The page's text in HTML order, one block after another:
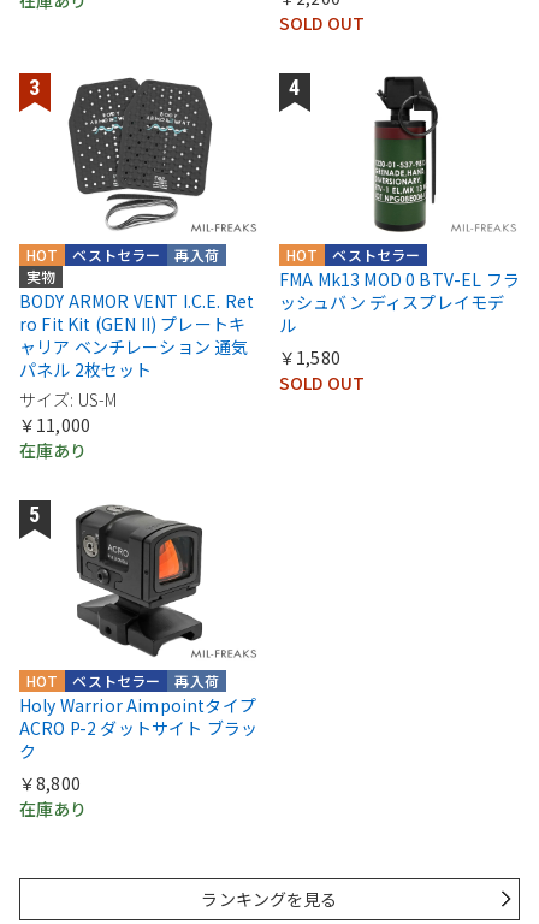
SOLD OUT
実物
再入荷
ベストセラー
HOT
BODY ARMOR VENT I.C.E. Ret
ro Fit Kit (GEN II) プレートキ
ャリア ベンチレーション 通気
パネル 2枚セット
サイズ: US-M
￥11,000
在庫あり
ベストセラー
HOT
FMA Mk13 MOD 0 BTV-EL フラ
ッシュバン ディスプレイモデ
ル
￥1,580
SOLD OUT
再入荷
ベストセラー
HOT
Holy Warrior Aimpointタイプ
ACRO P-2 ダットサイト ブラッ
ク
￥8,800
在庫あり
ランキングを見る